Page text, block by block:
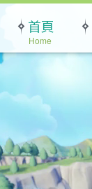
首頁
Home